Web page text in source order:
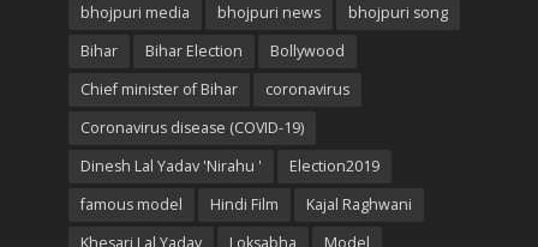
bhojpuri media
bhojpuri news
bhojpuri song
Bihar
Bihar Election
Bollywood
Chief minister of Bihar
coronavirus
Coronavirus disease (COVID-19)
Dinesh Lal Yadav 'Nirahu '
Election2019
famous model
Hindi Film
Kajal Raghwani
Khesari Lal Yadav
Loksabha Model